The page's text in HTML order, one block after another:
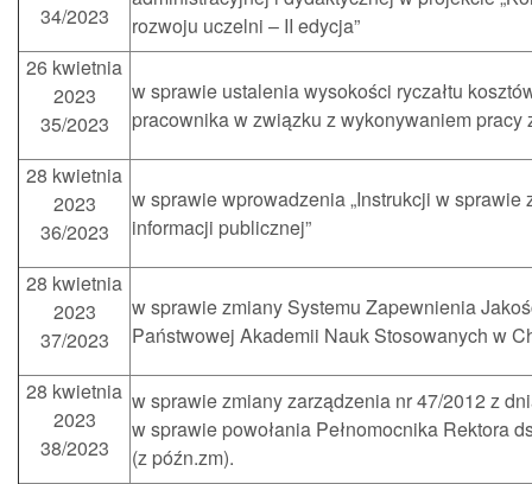
34/2023
rozwoju uczelni – II edycja”
26 kwietnia
2023
35/2023
w sprawie ustalenia wysokości ryczałtu
pracownika w związku z wykonywaniem pracy
28 kwietnia
2023
36/2023
w sprawie wprowadzenia „Instrukcji w sprawie
informacji publicznej”
28 kwietnia
2023
37/2023
w sprawie zmiany Systemu Zapewnienia
Państwowej Akademii Nauk Stosowanych w
28 kwietnia
2023
38/2023
w sprawie zmiany zarządzenia nr 47/2012 z
w sprawie powołania Pełnomocnika Rektora
(z późn.zm).